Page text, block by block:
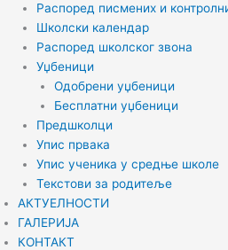
Распоред писмених и
Школски календар
Распоред школског звона
Уџбеници
Одобрени уџбеници
Бесплатни уџбеници
Предшколци
Упис првака
Упис ученика у средње школе
Текстови за родитеље
АКТУЕЛНОСТИ
ГАЛЕРИЈА
КОНТАКТ